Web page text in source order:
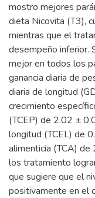
mostro mejores
dieta Nicovita (T3),
mientras que el
desempeño inferior.
mejor en todos los
ganancia diaria de
diaria de longitud
crecimiento
(TCEP) de 2.02 ±
longitud (TCEL) de
alimenticia (TCA)
los tratamiento
que sugiere que el
positivamente en el